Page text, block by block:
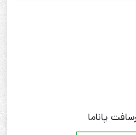
پاناما